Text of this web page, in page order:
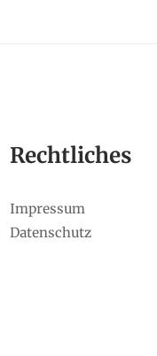
Rechtliches
Impressum
Datenschutz